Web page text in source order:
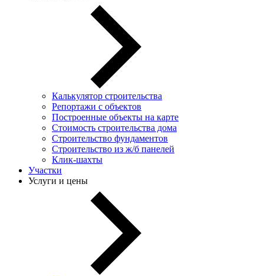
Калькулятор строительства
Репортажи с объектов
Построенные объекты на карте
Стоимость строительства дома
Строительство фундаментов
Строительство из ж/б панелей
Клик-шахты
Участки
Услуги и цены